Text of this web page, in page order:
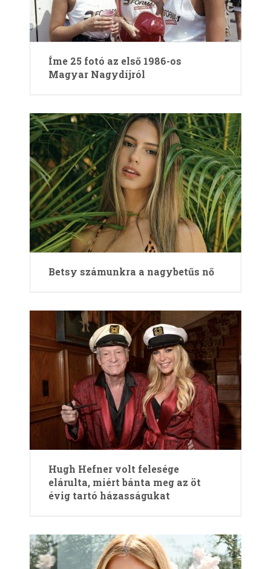
Íme 25 fotó az első 1986-os
Magyar Nagydíjról
Betsy számunkra a nagybetűs nő
Hugh Hefner volt felesége
elárulta, miért bánta meg az öt
évig tartó házasságukat